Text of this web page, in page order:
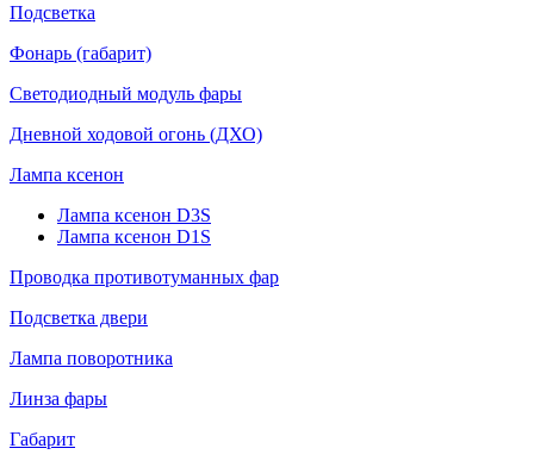
Подсветка
Фонарь (габарит)
Светодиодный модуль фары
Дневной ходовой огонь (ДХО)
Лампа ксенон
Лампа ксенон D3S
Лампа ксенон D1S
Проводка противотуманных фар
Подсветка двери
Лампа поворотника
Линза фары
Габарит